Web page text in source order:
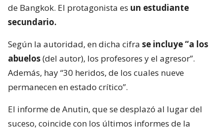
de Bangkok. El protagonista es un estudiante
secundario.
Según la autoridad, en dicha cifra se incluye “a los
abuelos(del autor), los profesores y el agresor”.
Además, hay “30 heridos, de los cuales nueve
permanecen en estado crítico”.
El informe de Anutin, que se desplazó al lugar del
suceso, coincide con los últimos informes de la